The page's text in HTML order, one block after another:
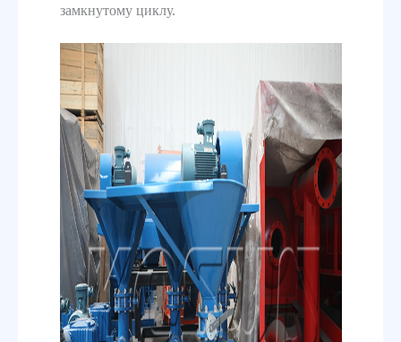
замкнутому циклу.